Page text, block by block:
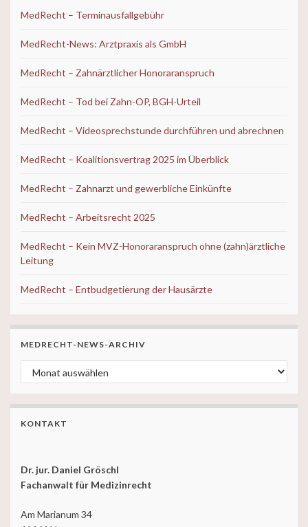
MedRecht – Terminausfallgebühr
MedRecht-News: Arztpraxis als GmbH
MedRecht – Zahnärztlicher Honoraranspruch
MedRecht – Tod bei Zahn-OP, BGH-Urteil
MedRecht – Videosprechstunde durchführen und abrechnen
MedRecht – Koalitionsvertrag 2025 im Überblick
MedRecht – Zahnarzt und gewerbliche Einkünfte
MedRecht – Arbeitsrecht 2025
MedRecht – Kein MVZ-Honoraranspruch ohne (zahn)ärztliche
Leitung
MedRecht – Entbudgetierung der Hausärzte
MEDRECHT-NEWS-ARCHIV
MedRecht-News-ARCHIV
KONTAKT
Dr. jur. Daniel Gröschl
Fachanwalt für Medizinrecht
Am Marianum 34